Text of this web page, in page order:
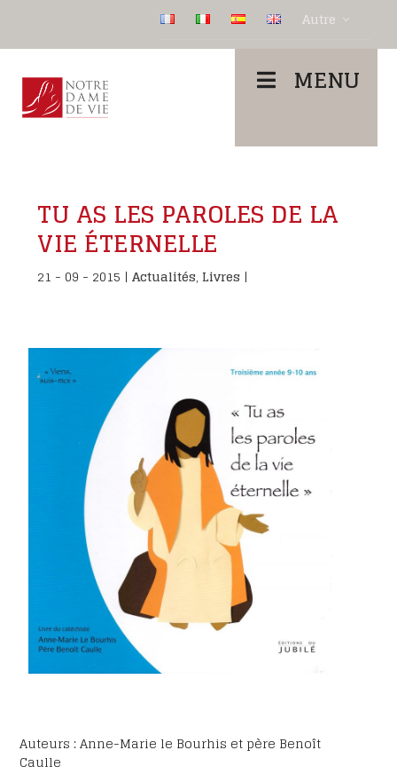
Autre
MENU
TU AS LES PAROLES DE LA
VIE ÉTERNELLE
21 - 09 - 2015 |Actualités,Livres |
Auteurs : Anne-Marie le Bourhis et père Benoît
Caulle